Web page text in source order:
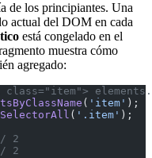
de los principiantes. Una
actual del DOM en cada
está congelado en el
muestra cómo
agregado:
elements.
( 'item'
( '.item'
2
2